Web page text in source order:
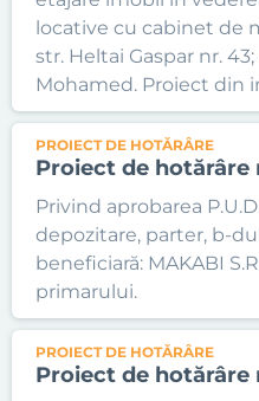
locative cu cabinet de
str. Heltai Gaspar nr.
Mohamed. Proiect din
PROIECT DE HOTĂRÂRE
Proiect de hotărâre
Privind aprobarea
depozitare, parter, b-
beneficiară: MAKABI
primarului.
PROIECT DE HOTĂRÂRE
Proiect de hotărâre